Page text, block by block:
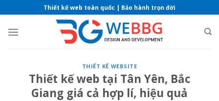
to
content
Thiết kế web toàn quốc | Bảo hành trọn đời
THIẾT KẾ WEBSITE
Thiết kế web tại Tân Yên, Bắc
Giang giá cả hợp lí, hiệu quả